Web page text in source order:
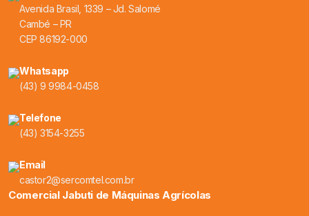
Avenida Brasil, 1339 – Jd. Salomé
Cambé – PR
CEP 86192-000
Whatsapp
(43) 9 9984-0458
Telefone
(43) 3154-3255
Email
castor2@sercomtel.com.br
Comercial Jabuti de Máquinas Agrícolas